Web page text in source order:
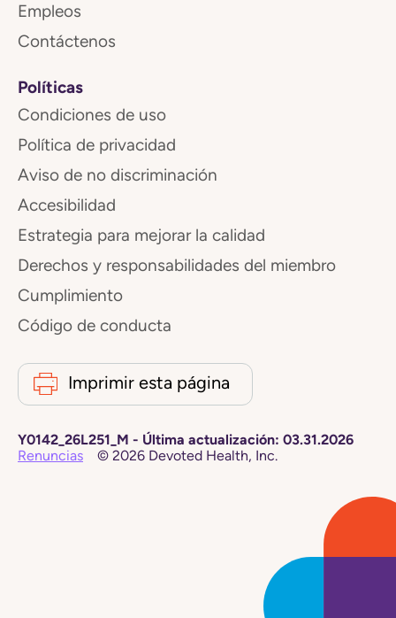
Empleos
Contáctenos
Políticas
Condiciones de uso
Política de privacidad
Aviso de no discriminación
Accesibilidad
Estrategia para mejorar la calidad
Derechos y responsabilidades del miembro
Cumplimiento
Código de conducta
Imprimir esta página
Y0142_26L251_M - Última actualización: 03.31.2026
Renuncias
© 2026 Devoted Health, Inc.